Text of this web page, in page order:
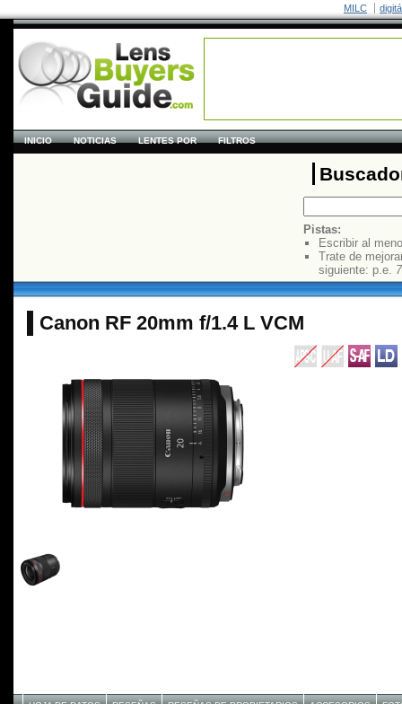
MILC
INICIO NOTICIAS LENTES POR FILTROS
Pistas:
Escribir al
Trate de
siguiente: p.e.
Canon RF 20mm f/1.4 L VCM